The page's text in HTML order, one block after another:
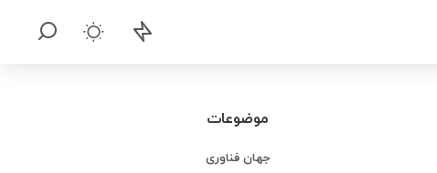
موضوعات
جهان فناوری